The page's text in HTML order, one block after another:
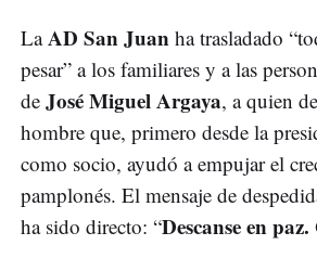
LaAD San Juan ha trasladado
pesar” a los familiares y a las
de José Miguel Argaya, a quien
hombre que, primero desde la
como socio, ayudó a empujar el
pamplonés. El mensaje de
ha sido directo: “Descanse en